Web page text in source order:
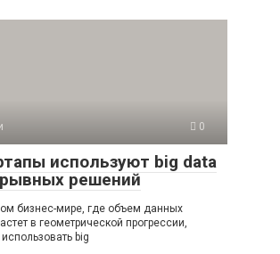
0
используют big data
решений
бизнес-мире, где объем данных
в геометрической прогрессии,
big